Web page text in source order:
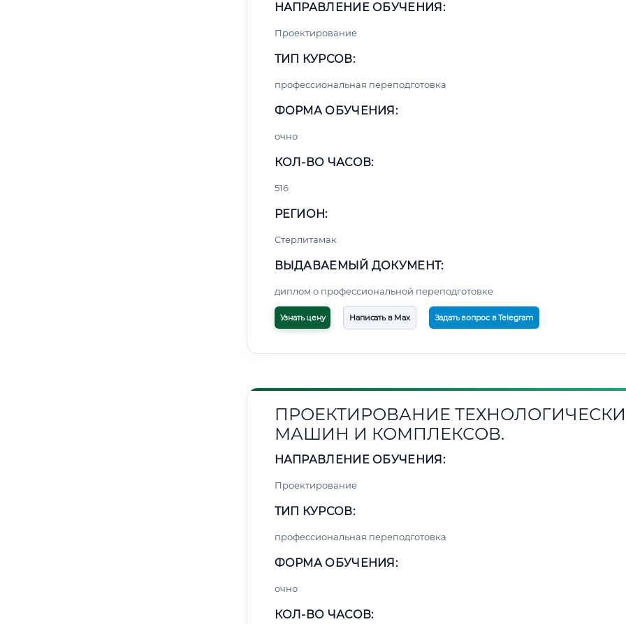
НАПРАВЛЕНИЕ ОБУЧЕНИЯ:
Проектирование
ТИП КУРСОВ:
профессиональная переподготовка
ФОРМА ОБУЧЕНИЯ:
очно
КОЛ-ВО ЧАСОВ:
516
РЕГИОН:
Стерлитамак
ВЫДАВАЕМЫЙ ДОКУМЕНТ:
диплом о профессиональной переподготовке
Узнать цену Написать в Max Задать вопрос в Telegram
ПРОЕКТИРОВАНИЕ
МАШИН И КОМПЛЕКСОВ.
НАПРАВЛЕНИЕ ОБУЧЕНИЯ:
Проектирование
ТИП КУРСОВ:
профессиональная переподготовка
ФОРМА ОБУЧЕНИЯ:
очно
КОЛ-ВО ЧАСОВ: